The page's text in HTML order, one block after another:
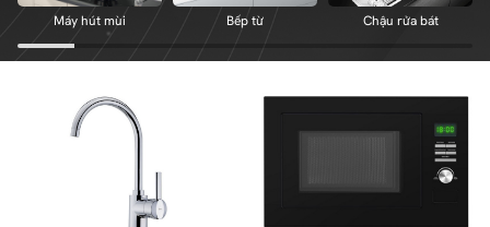
Máy hút mùi Bếp từ Chậu rửa bát